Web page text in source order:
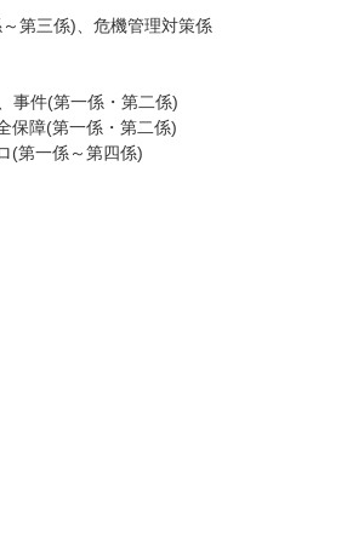
第三係)、危機管理対策係
事件(第一係・第二係)
保障(第一係・第二係)
(第一係～第四係)